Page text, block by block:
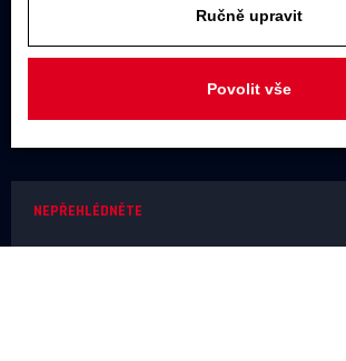
Ručně upravit
Povolit vše
JAKÝKOLIV DOTAZ
+420 731 488 859 (9:00 - 17:00)
info@rodel-audio.cz
NEPŘEHLÉDNĚTE
Naše realizace